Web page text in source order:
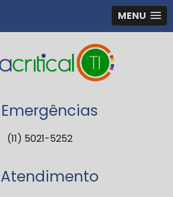
MENU
Emergências
(11) 5021-5252
Atendimento